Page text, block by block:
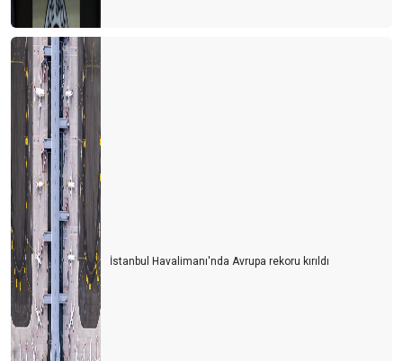
İstanbul Havalimanı'nda Avrupa rekoru kırıldı